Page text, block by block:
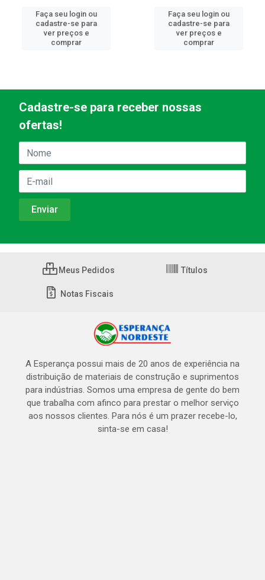
Faça seu login ou
cadastre-se para
ver preços e
comprar
Faça seu login ou
cadastre-se para
ver preços e
comprar
Cadastre-se para receber nossas
ofertas!
Meus Pedidos Títulos
Notas Fiscais
A Esperança possui mais de 20 anos de experiência na
distribuição de materiais de construção e suprimentos
para indústrias. Somos uma empresa de gente do bem
que trabalha com afinco para prestar o melhor serviço
aos nossos clientes. Para nós é um prazer recebe-lo,
sinta-se em casa!